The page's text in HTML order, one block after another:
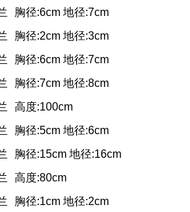
胸径:6cm 地径:7cm
胸径:2cm 地径:3cm
胸径:6cm 地径:7cm
胸径:7cm 地径:8cm
高度:100cm
胸径:5cm 地径:6cm
胸径:15cm 地径:16cm
高度:80cm
胸径:1cm 地径:2cm